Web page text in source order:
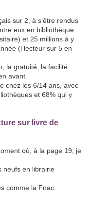
sur 2, à s'être rendus
eux en bibliothèque
et 25 millions à y
(l lecteur sur 5 en
la gratuité, la facilité
avant.
chez les 6/14 ans, avec
et 68% qui y
sur livre de
où, à la page 19, je
neufs en librairie
comme la Fnac.